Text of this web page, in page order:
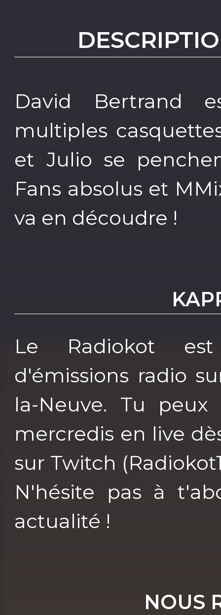
David Bertrand
multiples
et Julio se
Fans absolus et
va en découdre !
Le Radiokot
d'émissions radio
la-Neuve. Tu
mercredis en live
sur Twitch
N'hésite pas à
actualité !
NOUS